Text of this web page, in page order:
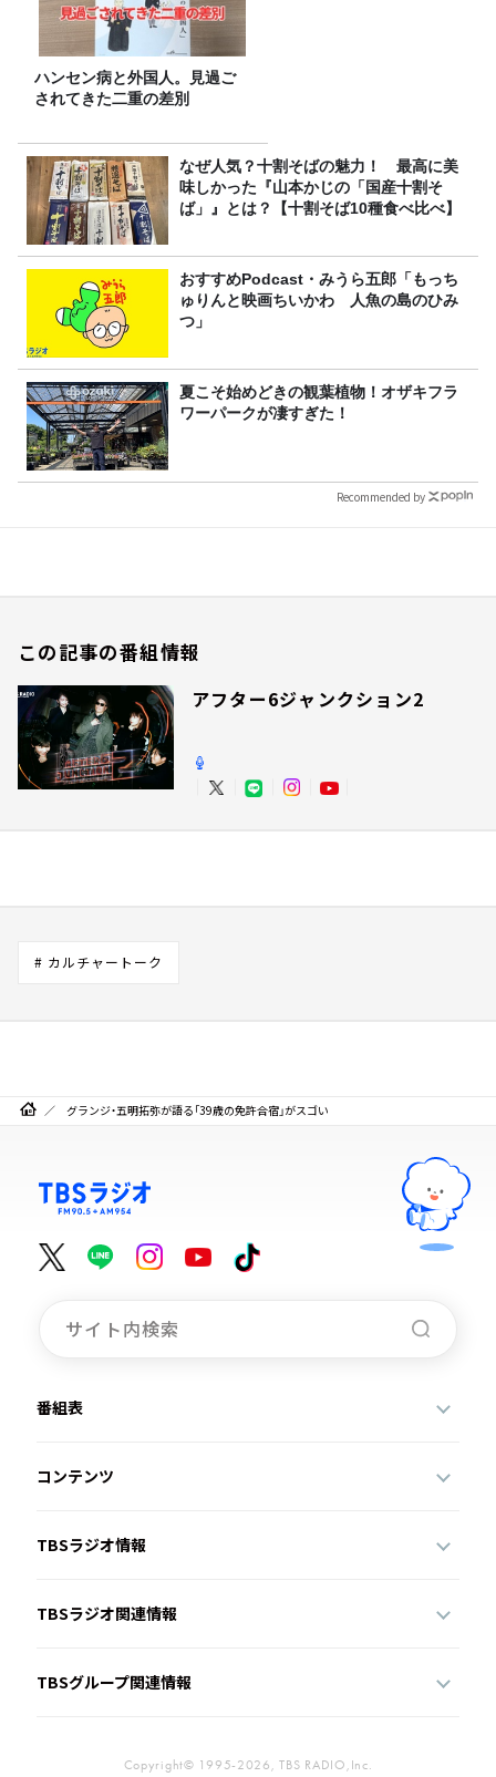
ハンセン病と外国人。見過ご
されてきた二重の差別
なぜ人気？十割そばの魅力！ 最高に美
味しかった『山本かじの「国産十割そ
ば」』とは？【十割そば10種食べ比べ】
おすすめPodcast・みうら五郎「もっち
ゅりんと映画ちいかわ 人魚の島のひみ
つ」
夏こそ始めどきの観葉植物！オザキフラ
ワーパークが凄すぎた！
Recommended by
この記事の番組情報
アフター6ジャンクション2
# カルチャートーク
グランジ・五明拓弥が語る「39歳の免許合宿」がスゴい
番組表
コンテンツ
TBSラジオ情報
TBSラジオ関連情報
TBSグループ関連情報
Copyright© 1995-2026, TBS RADIO,Inc.